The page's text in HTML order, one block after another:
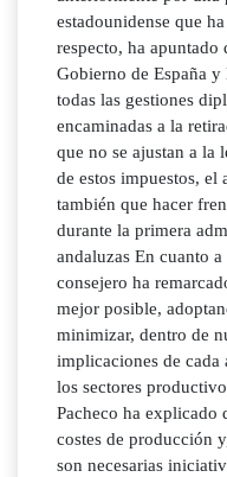
estadounidense que
respecto, ha
Gobierno de España
todas las gestiones
encaminadas a la
que no se ajustan a la
de estos impuestos, el
también que hacer
durante la primera
andaluzas En cuanto
consejero ha
mejor posible,
minimizar, dentro de
implicaciones de cada
los sectores
Pacheco ha explicado
costes de producción
son necesarias